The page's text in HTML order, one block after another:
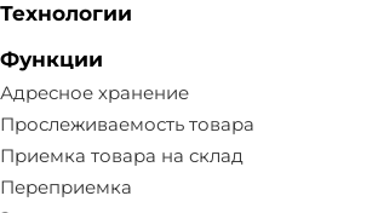
Технологии
Функции
Адресное хранение
Прослеживаемость товара
Приемка товара на склад
Переприемка